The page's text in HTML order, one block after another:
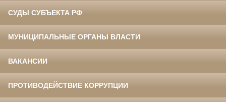
СУДЫ СУБЪЕКТА РФ
МУНИЦИПАЛЬНЫЕ ОРГАНЫ ВЛАСТИ
ВАКАНСИИ
ПРОТИВОДЕЙСТВИЕ КОРРУПЦИИ